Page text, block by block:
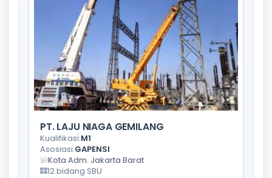
PT. LAJU NIAGA GEMILANG
Kualifikasi:M1
Asosiasi:GAPENSI
Kota Adm. Jakarta Barat
12 bidang SBU